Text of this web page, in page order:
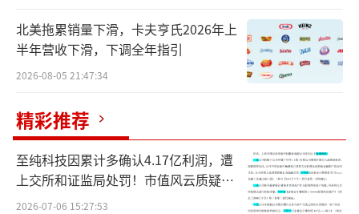
金奖加冕：喀吱脆非油炸薯片，重新定
义“轻负担”零食体验
是洽洽在健康休闲食品领域的标志性创新成
果。该系列采用先进的非油炸工艺，打破传统
油炸薯片的健康痛点，通过直火烘焙技术，在
保留薯片酥脆口感的同时，最大限度减少了油
北美拖累销量下滑，卡夫亨氏2026年上
半年营收下滑，下调全年指引
2026-08-05 21:47:34
精彩推荐
至纯科技因累计多确认4.17亿利润，遭
上交所和证监局处罚！市值风云质疑其
财务问题，遭巨额索赔！
2026-07-06 15:27:53